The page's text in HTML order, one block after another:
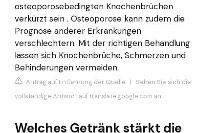
osteoporosebedingten Knochenbrüchen
verkürzt sein . Osteoporose kann zudem die
Prognose anderer Erkrankungen
verschlechtern. Mit der richtigen Behandlung
lassen sich Knochenbrüche, Schmerzen und
Behinderungen vermeiden.
Antrag auf Entfernung der Quelle | Sehen Sie sich die
vollständige Antwort auf translate.google.com an
Welches Getränk stärkt die